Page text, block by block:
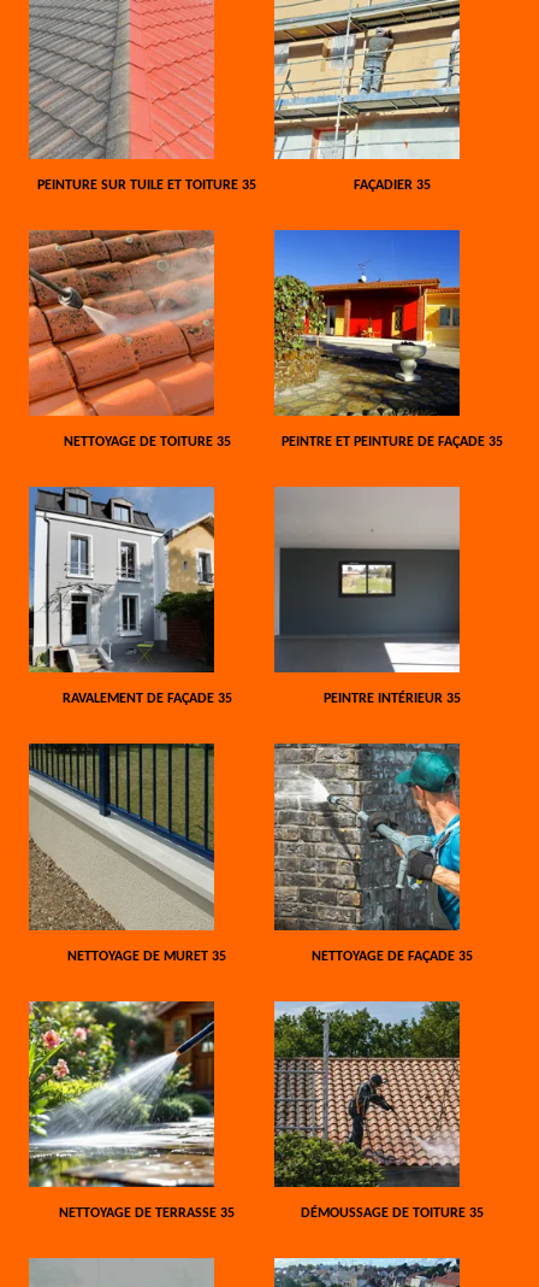
PEINTURE SUR TUILE ET TOITURE 35 FAÇADIER 35
NETTOYAGE DE TOITURE 35 PEINTRE ET PEINTURE DE FAÇADE 35
RAVALEMENT DE FAÇADE 35 PEINTRE INTÉRIEUR 35
NETTOYAGE DE MURET 35 NETTOYAGE DE FAÇADE 35
NETTOYAGE DE TERRASSE 35 DÉMOUSSAGE DE TOITURE 35